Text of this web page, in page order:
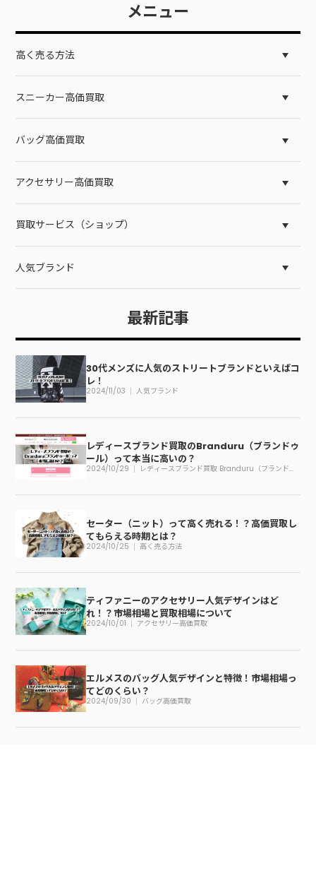
メニュー
高く売る方法
スニーカー高価買取
バッグ高価買取
アクセサリー高価買取
買取サービス（ショップ）
人気ブランド
最新記事
30代メンズに人気のストリートブランドといえばコ
レ！
2024/11/03 人気ブランド
レディースブランド買取のBranduru（ブランドゥ
ール）って本当に高いの？
2024/10/29 レディースブランド買取 Branduru（ブランドゥ
ール）
セーター（ニット）って高く売れる！？高価買取し
てもらえる時期とは？
2024/10/25 高く売る方法
ティファニーのアクセサリー人気デザインはど
れ！？市場相場と買取相場について
2024/10/01 アクセサリー高価買取
エルメスのバッグ人気デザインと特徴！市場相場っ
てどのくらい？
2024/09/30 バッグ高価買取